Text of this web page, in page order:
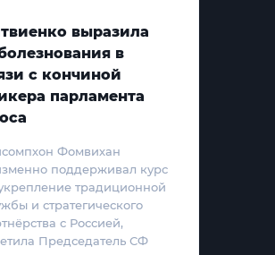
выразила
в
с кончиной
парламента
Фомвихан
поддерживал курс
традиционной
и стратегического
с Россией,
Председатель СФ